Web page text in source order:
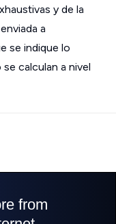
y de la
a
se indique lo
calculan a nivel